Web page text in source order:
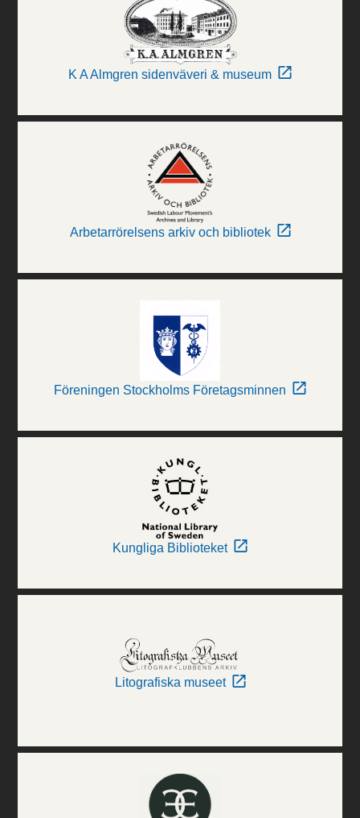
K A Almgren sidenväveri & museum
Arbetarrörelsens arkiv och bibliotek
Föreningen Stockholms Företagsminnen
Kungliga Biblioteket
Litografiska museet